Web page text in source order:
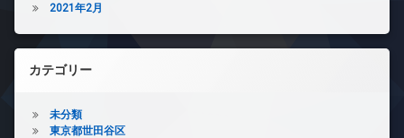
2021年2月
カテゴリー
未分類
東京都世田谷区